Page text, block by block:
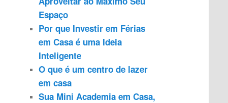
s
a
r
Espaço
Por que Investir em Férias
em Casa é uma Ideia
Inteligente
O que é um centro de lazer
em casa
Sua Mini Academia em Casa,